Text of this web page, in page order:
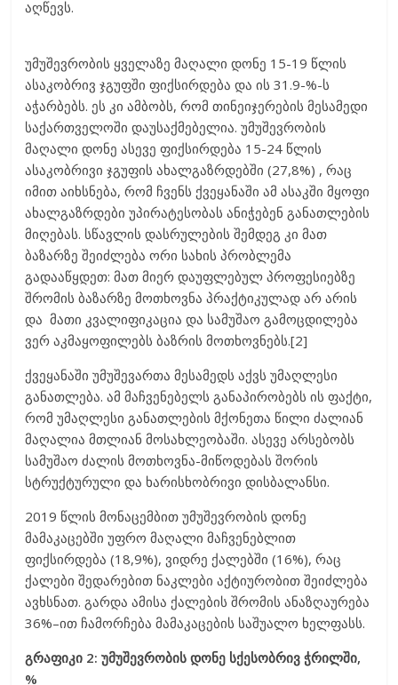
აღწევს.
უმუშევრობის ყველაზე მაღალი დონე 15-19 წლის
ასაკობრივ ჯგუფში ფიქსირდება და ის 31.9-%-ს
აჭარბებს. ეს კი ამბობს, რომ თინეიჯერების მესამედი
საქართველოში დაუსაქმებელია. უმუშევრობის
მაღალი დონე ასევე ფიქსირდება 15-24 წლის
ასაკობრივი ჯგუფის ახალგაზრდებში (27,8%) , რაც
იმით აიხსნება, რომ ჩვენს ქვეყანაში ამ ასაკში მყოფი
ახალგაზრდები უპირატესობას ანიჭებენ განათლების
მიღებას. სწავლის დასრულების შემდეგ კი მათ
ბაზარზე შეიძლება ორი სახის პრობლემა
გადააწყდეთ: მათ მიერ დაუფლებულ პროფესიებზე
შრომის ბაზარზე მოთხოვნა პრაქტიკულად არ არის
და მათი კვალიფიკაცია და სამუშაო გამოცდილება
ვერ აკმაყოფილებს ბაზრის მოთხოვნებს.[2]
ქვეყანაში უმუშევართა მესამედს აქვს უმაღლესი
განათლება. ამ მაჩვენებელს განაპირობებს ის ფაქტი,
რომ უმაღლესი განათლების მქონეთა წილი ძალიან
მაღალია მთლიან მოსახლეობაში. ასევე არსებობს
სამუშაო ძალის მოთხოვნა-მიწოდებას შორის
სტრუქტურული და ხარისხობრივი დისბალანსი.
2019 წლის მონაცემბით უმუშევრობის დონე
მამაკაცებში უფრო მაღალი მაჩვენებლით
ფიქსირდება (18,9%), ვიდრე ქალებში (16%), რაც
ქალები შედარებით ნაკლები აქტიურობით შეიძლება
ავხსნათ. გარდა ამისა ქალების შრომის ანაზღაურება
36%–ით ჩამორჩება მამაკაცების საშუალო ხელფასს.
გრაფიკი 2: უმუშევრობის დონე სქესობრივ ჭრილში,
%